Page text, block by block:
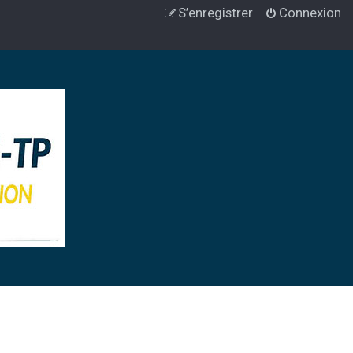
Connexion
S’enregistrer